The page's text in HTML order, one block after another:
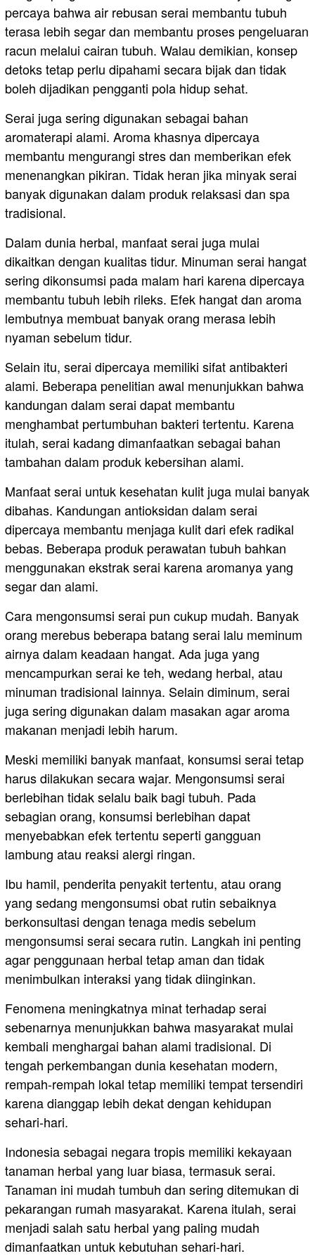
percaya bahwa air rebusan serai membantu tubuh
terasa lebih segar dan membantu proses pengeluaran
racun melalui cairan tubuh. Walau demikian, konsep
detoks tetap perlu dipahami secara bijak dan tidak
boleh dijadikan pengganti pola hidup sehat.
Serai juga sering digunakan sebagai bahan
aromaterapi alami. Aroma khasnya dipercaya
membantu mengurangi stres dan memberikan efek
menenangkan pikiran. Tidak heran jika minyak serai
banyak digunakan dalam produk relaksasi dan spa
tradisional.
Dalam dunia herbal, manfaat serai juga mulai
dikaitkan dengan kualitas tidur. Minuman serai hangat
sering dikonsumsi pada malam hari karena dipercaya
membantu tubuh lebih rileks. Efek hangat dan aroma
lembutnya membuat banyak orang merasa lebih
nyaman sebelum tidur.
Selain itu, serai dipercaya memiliki sifat antibakteri
alami. Beberapa penelitian awal menunjukkan bahwa
kandungan dalam serai dapat membantu
menghambat pertumbuhan bakteri tertentu. Karena
itulah, serai kadang dimanfaatkan sebagai bahan
tambahan dalam produk kebersihan alami.
Manfaat serai untuk kesehatan kulit juga mulai banyak
dibahas. Kandungan antioksidan dalam serai
dipercaya membantu menjaga kulit dari efek radikal
bebas. Beberapa produk perawatan tubuh bahkan
menggunakan ekstrak serai karena aromanya yang
segar dan alami.
Cara mengonsumsi serai pun cukup mudah. Banyak
orang merebus beberapa batang serai lalu meminum
airnya dalam keadaan hangat. Ada juga yang
mencampurkan serai ke teh, wedang herbal, atau
minuman tradisional lainnya. Selain diminum, serai
juga sering digunakan dalam masakan agar aroma
makanan menjadi lebih harum.
Meski memiliki banyak manfaat, konsumsi serai tetap
harus dilakukan secara wajar. Mengonsumsi serai
berlebihan tidak selalu baik bagi tubuh. Pada
sebagian orang, konsumsi berlebihan dapat
menyebabkan efek tertentu seperti gangguan
lambung atau reaksi alergi ringan.
Ibu hamil, penderita penyakit tertentu, atau orang
yang sedang mengonsumsi obat rutin sebaiknya
berkonsultasi dengan tenaga medis sebelum
mengonsumsi serai secara rutin. Langkah ini penting
agar penggunaan herbal tetap aman dan tidak
menimbulkan interaksi yang tidak diinginkan.
Fenomena meningkatnya minat terhadap serai
sebenarnya menunjukkan bahwa masyarakat mulai
kembali menghargai bahan alami tradisional. Di
tengah perkembangan dunia kesehatan modern,
rempah-rempah lokal tetap memiliki tempat tersendiri
karena dianggap lebih dekat dengan kehidupan
sehari-hari.
Indonesia sebagai negara tropis memiliki kekayaan
tanaman herbal yang luar biasa, termasuk serai.
Tanaman ini mudah tumbuh dan sering ditemukan di
pekarangan rumah masyarakat. Karena itulah, serai
menjadi salah satu herbal yang paling mudah
dimanfaatkan untuk kebutuhan sehari-hari.